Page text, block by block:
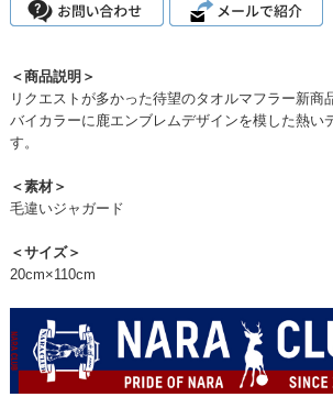
＜商品説明＞
リクエストが多かった待望のタオルマフラー新商
バイカラーに鹿エンブレムデザインを模した熱い
す。
＜素材＞
毛違いジャガード
＜サイズ＞
20cm×110cm